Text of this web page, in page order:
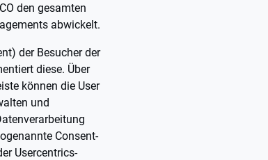
den gesamten
abwickelt.
der Besucher der
diese. Über
können die User
und
Consent-
Usercentrics-